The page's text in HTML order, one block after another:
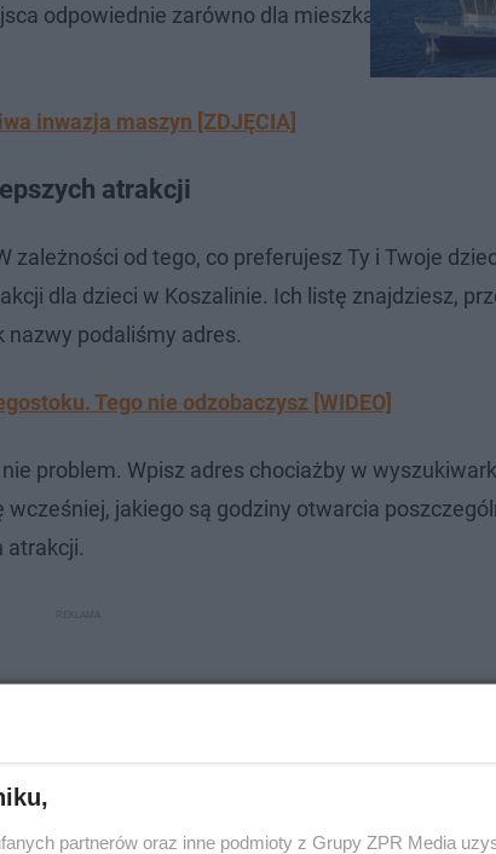
odpowiednie zarówno dla mieszkańców, jak i
inwazja maszyn [ZDJĘCIA]
atrakcji
zależności od tego, co preferujesz Ty i Twoje
dla dzieci w Koszalinie. Ich listę znajdziesz,
nazwy podaliśmy adres.
Tego nie odzobaczysz [WIDEO]
problem. Wpisz adres chociażby w
jakiego są godziny otwarcia
atrakcji.
partnerów oraz inne podmioty z Grupy ZPR Media